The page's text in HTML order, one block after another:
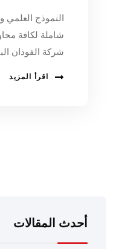
النموذج العلمي
شاملة لكافة
شركة الفوذان
اقرأ المزيد
أحدث المقالات